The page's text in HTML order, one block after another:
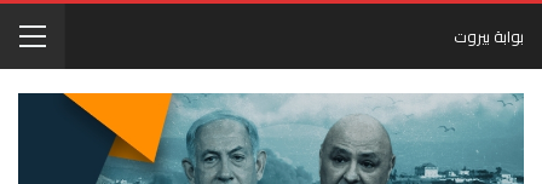
بوابة بيروت